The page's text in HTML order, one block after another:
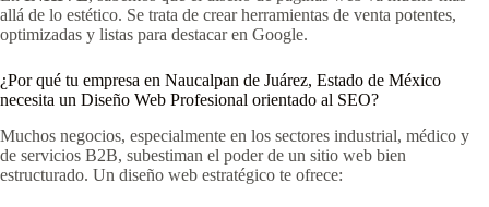
allá de lo estético. Se trata de crear herramientas de venta potentes,
optimizadas y listas para destacar en Google.
¿Por qué tu empresa en Naucalpan de Juárez, Estado de México
necesita un Diseño Web Profesional orientado al SEO?
Muchos negocios, especialmente en los sectores industrial, médico y
de servicios B2B, subestiman el poder de un sitio web bien
estructurado. Un diseño web estratégico te ofrece: